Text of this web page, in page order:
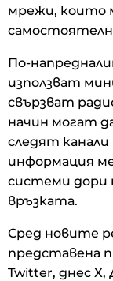
мрежи, които
По-
използват
свързват
начин могат
следят
информация
системи дори
връзката.
Сред новите
представена
Twitter, днес X,